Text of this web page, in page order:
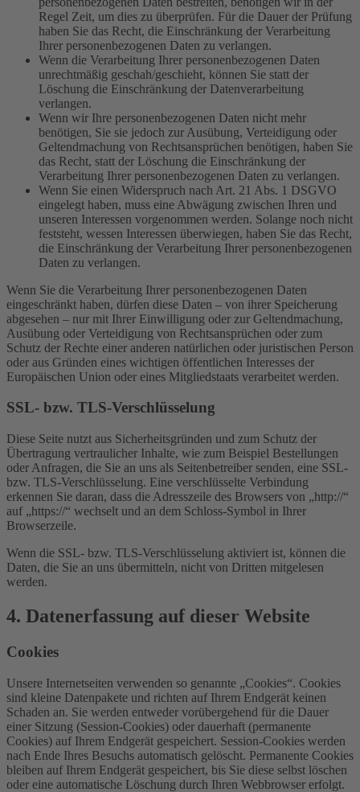
Regel Zeit, um dies zu überprüfen. Für die Dauer der Prüfung
haben Sie das Recht, die Einschränkung der Verarbeitung
Ihrer personenbezogenen Daten zu verlangen.
Wenn die Verarbeitung Ihrer personenbezogenen Daten
unrechtmäßig geschah/geschieht, können Sie statt der
Löschung die Einschränkung der Datenverarbeitung
verlangen.
Wenn wir Ihre personenbezogenen Daten nicht mehr
benötigen, Sie sie jedoch zur Ausübung, Verteidigung oder
Geltendmachung von Rechtsansprüchen benötigen, haben Sie
das Recht, statt der Löschung die Einschränkung der
Verarbeitung Ihrer personenbezogenen Daten zu verlangen.
Wenn Sie einen Widerspruch nach Art. 21 Abs. 1 DSGVO
eingelegt haben, muss eine Abwägung zwischen Ihren und
unseren Interessen vorgenommen werden. Solange noch nicht
feststeht, wessen Interessen überwiegen, haben Sie das Recht,
die Einschränkung der Verarbeitung Ihrer personenbezogenen
Daten zu verlangen.
Wenn Sie die Verarbeitung Ihrer personenbezogenen Daten
eingeschränkt haben, dürfen diese Daten – von ihrer Speicherung
abgesehen – nur mit Ihrer Einwilligung oder zur Geltendmachung,
Ausübung oder Verteidigung von Rechtsansprüchen oder zum
Schutz der Rechte einer anderen natürlichen oder juristischen Person
oder aus Gründen eines wichtigen öffentlichen Interesses der
Europäischen Union oder eines Mitgliedstaats verarbeitet werden.
SSL- bzw. TLS-Verschlüsselung
Diese Seite nutzt aus Sicherheitsgründen und zum Schutz der
Übertragung vertraulicher Inhalte, wie zum Beispiel Bestellungen
oder Anfragen, die Sie an uns als Seitenbetreiber senden, eine SSL-
bzw. TLS-Verschlüsselung. Eine verschlüsselte Verbindung
erkennen Sie daran, dass die Adresszeile des Browsers von „http://“
auf „https://“ wechselt und an dem Schloss-Symbol in Ihrer
Browserzeile.
Wenn die SSL- bzw. TLS-Verschlüsselung aktiviert ist, können die
Daten, die Sie an uns übermitteln, nicht von Dritten mitgelesen
werden.
4. Datenerfassung auf dieser Website
Cookies
Unsere Internetseiten verwenden so genannte „Cookies“. Cookies
sind kleine Datenpakete und richten auf Ihrem Endgerät keinen
Schaden an. Sie werden entweder vorübergehend für die Dauer
einer Sitzung (Session-Cookies) oder dauerhaft (permanente
Cookies) auf Ihrem Endgerät gespeichert. Session-Cookies werden
nach Ende Ihres Besuchs automatisch gelöscht. Permanente Cookies
bleiben auf Ihrem Endgerät gespeichert, bis Sie diese selbst löschen
oder eine automatische Löschung durch Ihren Webbrowser erfolgt.